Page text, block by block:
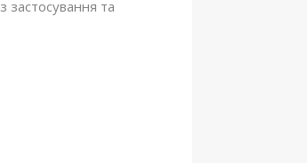
застосування та